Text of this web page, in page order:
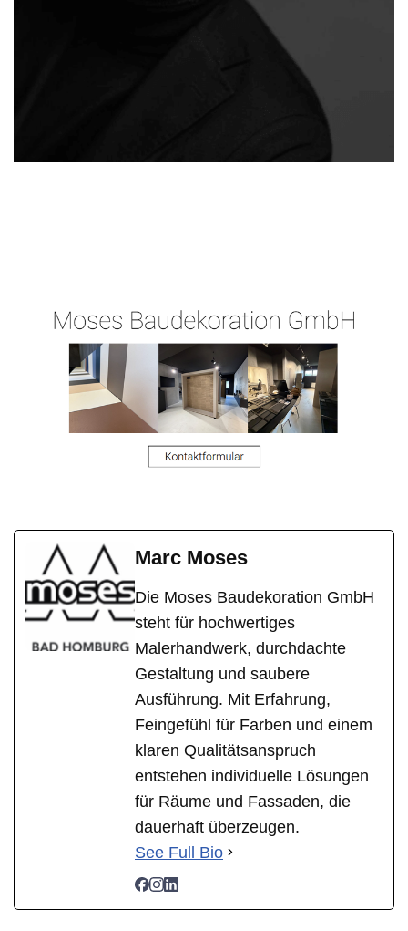
Marc Moses
Die Moses Baudekoration GmbH
steht für hochwertiges
Malerhandwerk, durchdachte
Gestaltung und saubere
Ausführung. Mit Erfahrung,
Feingefühl für Farben und einem
klaren Qualitätsanspruch
entstehen individuelle Lösungen
für Räume und Fassaden, die
dauerhaft überzeugen.
See Full Bio